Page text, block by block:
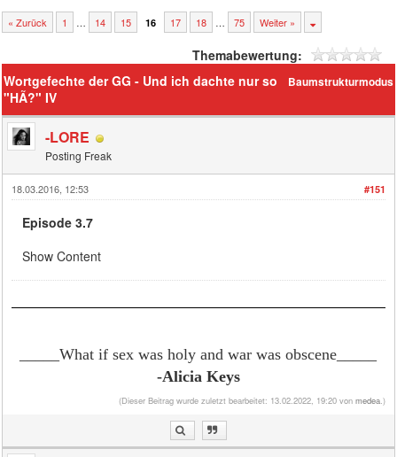
« Zurück 1 … 14 15 16 17 18 … 75 Weiter »
Themabewertung:
Baumstrukturmodus
Wortgefechte der GG - Und ich dachte nur so
"HÃ?" IV
-LORE
Posting Freak
#151
18.03.2016, 12:53
Episode 3.7
Show Content
_____What if sex was holy and war was obscene
-Alicia Keys
(Dieser Beitrag wurde zuletzt bearbeitet: 13.02.2022, 19:20 von medea.)